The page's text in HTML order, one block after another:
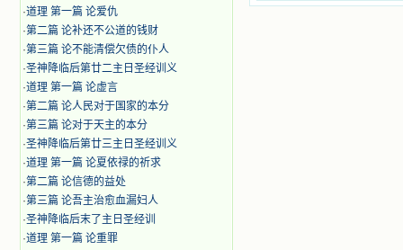
·道理 第一篇 论爱仇
·第二篇 论补还不公道的钱财
·第三篇 论不能清偿欠债的仆人
·圣神降临后第廿二主日圣经训义
·道理 第一篇 论虚言
·第二篇 论人民对于国家的本分
·第三篇 论对于天主的本分
·圣神降临后第廿三主日圣经训义
·道理 第一篇 论夏依禄的祈求
·第二篇 论信德的益处
·第三篇 论吾主治愈血漏妇人
·圣神降临后末了主日圣经训
·道理 第一篇 论重罪